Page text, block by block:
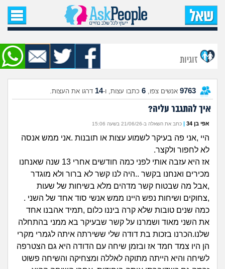
עמוד הבית
שאל שאלה
שאלות חדשות
שאלות שעוררו עניין
עצות חדשות
מתחם הטיפים
מדורים
זוגיות
היריון ולידה
חיפוש שאלות
הרשמה | התחברות
זוגיות
9763 אנשים צפו, 6 כתבו עצות, ו-14 דרגו את העצות.
איך להתגבר עליה?
אפי בן 34 | כתב את השאלה ב-21/06/26 בשעה 15:06
היי ,אני פה בעיקר לשמוע עצות או תובנות .אני ממש אנסה
לא לחפור ולקצר.
אז היא עזבה אותי לפני כמה חודשים אחרי 13 שנה שאנחנו
מכירים ואנחנו בקשר ..היה לנו קשר לא ברור ולא מוגדר
,אבל מה שבטוח קשר מדהים מלא בשיחות של שעות
,צחוקים ושיחות נפש היינו ממש אנשי סוד אחד של השני .
כמה שנים טובות שלא קרה ביננו כלום ,תמיד אהבנו אחד
את השני מאוד ושמרנו על קשר שבעיקר בא ממני בהתחלה
שלנו.הכרנו בזכות בת דודה שלי ששירתה איתה לגמרי מקרי
הן היו צמד חמד אז ובזמן שיחה עם הדודה היא גם הצטרפה
לשיחה והיא הייתה מתוקה לאללה ומצחיקה והשיחה פשוט